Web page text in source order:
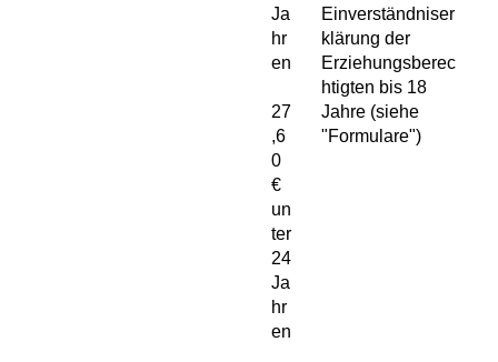
Ja
hr
en
27
,6
0
€
un
ter
24
Ja
hr
en
Einverständniser
klärung der
Erziehungsberec
htigten bis 18
Jahre (siehe
"Formulare")